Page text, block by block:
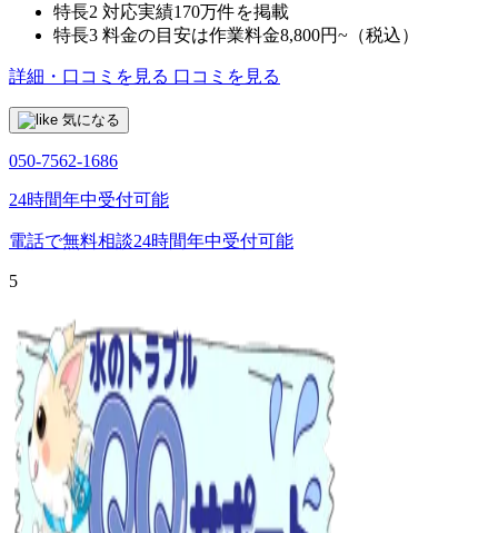
特長2 対応実績170万件を掲載
特長3 料金の目安は作業料金8,800円~（税込）
詳細・口コミを見る 口コミを見る
気になる
050-7562-1686
24時間年中受付可能
電話で無料相談24時間年中受付可能
5